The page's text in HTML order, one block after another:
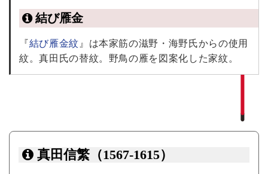
結び雁金
『結び雁金紋』は本家筋の滋野・海野氏からの使用
紋。真田氏の替紋。野鳥の雁を図案化した家紋。
真田信繁（1567-1615）